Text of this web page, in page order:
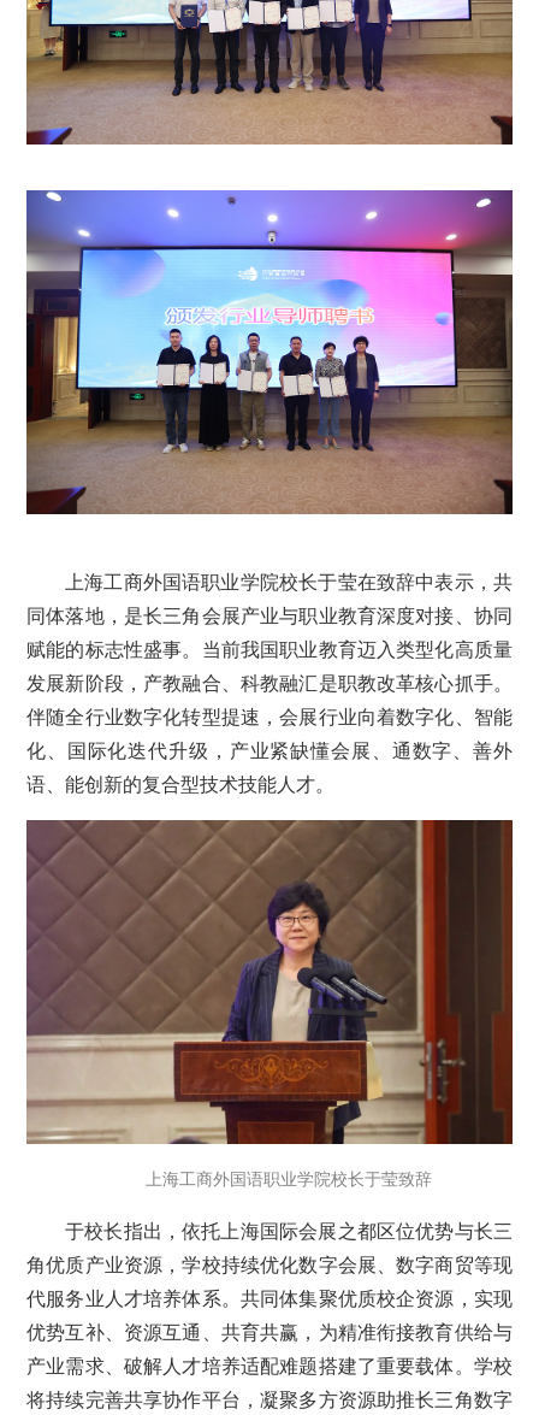
上海工商外国语职业学院校长于莹在致辞中表示，共
同体落地，是长三角会展产业与职业教育深度对接、协同
赋能的标志性盛事。当前我国职业教育迈入类型化高质量
发展新阶段，产教融合、科教融汇是职教改革核心抓手。
伴随全行业数字化转型提速，会展行业向着数字化、智能
化、国际化迭代升级，产业紧缺懂会展、通数字、善外
语、能创新的复合型技术技能人才。
上海工商外国语职业学院校长于莹致辞
于校长指出，依托上海国际会展之都区位优势与长三
角优质产业资源，学校持续优化数字会展、数字商贸等现
代服务业人才培养体系。共同体集聚优质校企资源，实现
优势互补、资源互通、共育共赢，为精准衔接教育供给与
产业需求、破解人才培养适配难题搭建了重要载体。学校
将持续完善共享协作平台，凝聚多方资源助推长三角数字